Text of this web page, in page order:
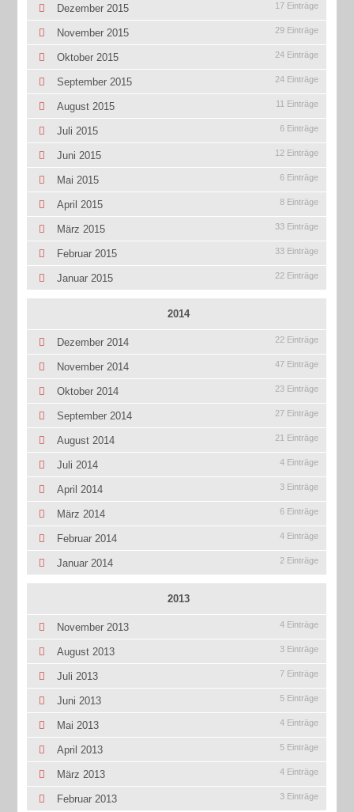
Dezember 2015 17 Einträge
November 2015 29 Einträge
Oktober 2015 24 Einträge
September 2015 24 Einträge
August 2015 11 Einträge
Juli 2015 6 Einträge
Juni 2015 12 Einträge
Mai 2015 6 Einträge
April 2015 8 Einträge
März 2015 33 Einträge
Februar 2015 33 Einträge
Januar 2015 22 Einträge
2014
Dezember 2014 22 Einträge
November 2014 47 Einträge
Oktober 2014 23 Einträge
September 2014 27 Einträge
August 2014 21 Einträge
Juli 2014 4 Einträge
April 2014 3 Einträge
März 2014 6 Einträge
Februar 2014 4 Einträge
Januar 2014 2 Einträge
2013
November 2013 4 Einträge
August 2013 3 Einträge
Juli 2013 7 Einträge
Juni 2013 5 Einträge
Mai 2013 4 Einträge
April 2013 5 Einträge
März 2013 4 Einträge
Februar 2013 3 Einträge